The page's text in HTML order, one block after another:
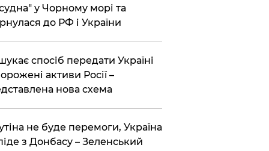
судна" у Чорному морі та
до РФ і України
спосіб передати Україні
активи Росії –
​​нова схема
не буде перемоги, Україна
з Донбасу – Зеленський